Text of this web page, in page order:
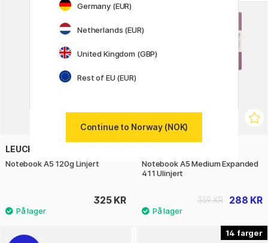
LEUCHTTURM1917
Notebook A5 120g Linjert
325 KR
Notebook A5 Medium Expanded
411 Ulinjert
288 KR
359 KR
14
Germany (EUR)
Netherlands (EUR)
United Kingdom (GBP)
Rest of EU (EUR)
Continue to Norway (NOK)